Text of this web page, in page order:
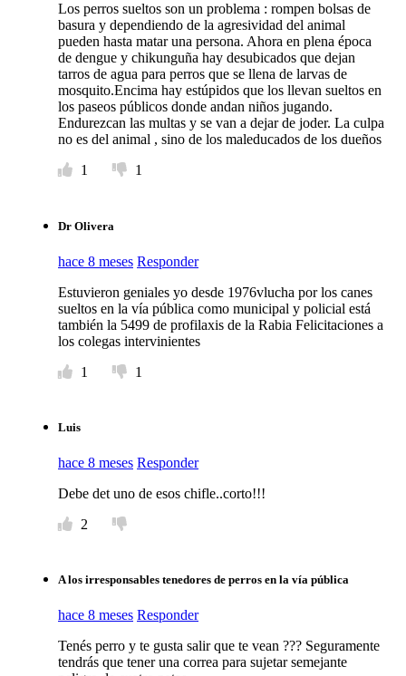
Los perros sueltos son un problema : rompen bolsas de
basura y dependiendo de la agresividad del animal
pueden hasta matar una persona. Ahora en plena época
de dengue y chikunguña hay desubicados que dejan
tarros de agua para perros que se llena de larvas de
mosquito.Encima hay estúpidos que los llevan sueltos en
los paseos públicos donde andan niños jugando.
Endurezcan las multas y se van a dejar de joder. La culpa
no es del animal , sino de los maleducados de los dueños
1
1
Dr Olivera
hace 8 meses Responder
Estuvieron geniales yo desde 1976vlucha por los canes
sueltos en la vía pública como municipal y policial está
también la 5499 de profilaxis de la Rabia Felicitaciones a
los colegas intervinientes
1
1
Luis
hace 8 meses Responder
Debe det uno de esos chifle..corto!!!
2
A los irresponsables tenedores de perros en la vía pública
hace 8 meses Responder
Tenés perro y te gusta salir que te vean ??? Seguramente
tendrás que tener una correa para sujetar semejante